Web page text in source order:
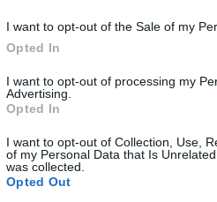
I want to opt-out of the Sale of my
Opted In
I want to opt-out of processing my
Advertising.
Opted In
I want to opt-out of Collection, Use,
of my Personal Data that Is
was collected.
Opted Out